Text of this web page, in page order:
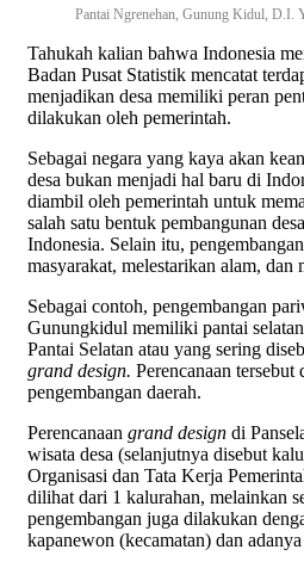
Pantai Ngrenehan, Gunung Kidul, D.I.
Tahukah kalian bahwa Indonesia
Badan Pusat Statistik mencatat
menjadikan desa memiliki peran
dilakukan oleh pemerintah.
Sebagai negara yang kaya akan
desa bukan menjadi hal baru di
diambil oleh pemerintah untuk
salah satu bentuk pembangunan
Indonesia. Selain itu,
masyarakat, melestarikan alam, dan
Sebagai contoh, pengembangan
Gunungkidul memiliki pantai
Pantai Selatan atau yang sering
grand design. Perencanaan
pengembangan daerah.
Perencanaan grand design di
wisata desa (selanjutnya disebut
Organisasi dan Tata Kerja
dilihat dari 1 kalurahan, melainkan
pengembangan juga dilakukan
kapanewon (kecamatan) dan